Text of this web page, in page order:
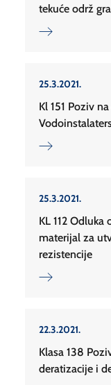
tekuće održ
25.3.2021.
Kl 151 Poziv
25.3.2021.
KL 112
materijal za
rezistencije
22.3.2021.
Klasa 138
deratizacije i